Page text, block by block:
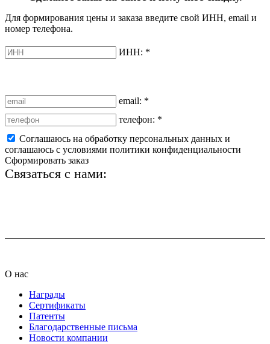
Для формирования цены и заказа введите свой ИНН, email и
номер телефона.
ИНН: *
email: *
телефон: *
Соглашаюсь на обработку персональных данных и
соглашаюсь с условиями политики конфиденциальности
Сформировать заказ
Связаться с нами:
О нас
Награды
Сертификаты
Патенты
Благодарственные письма
Новости компании